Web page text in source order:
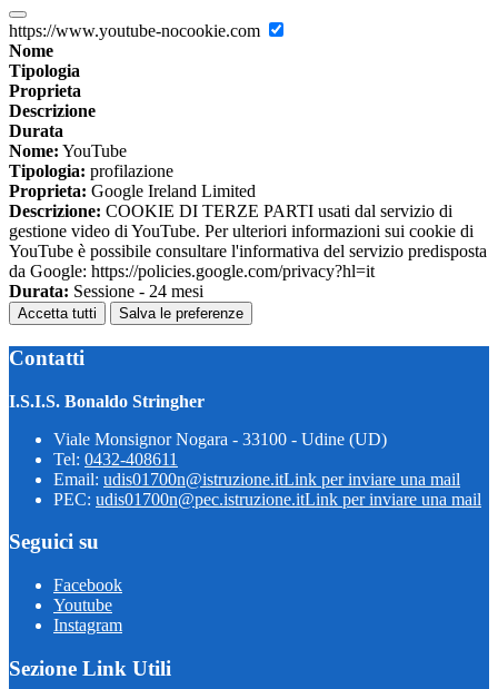
https://www.youtube-nocookie.com
Nome
Tipologia
Proprieta
Descrizione
Durata
Nome: YouTube
Tipologia: profilazione
Proprieta: Google Ireland Limited
Descrizione: COOKIE DI TERZE PARTI usati dal servizio di
gestione video di YouTube. Per ulteriori informazioni sui cookie di
YouTube è possibile consultare l'informativa del servizio predisposta
da Google: https://policies.google.com/privacy?hl=it
Durata: Sessione - 24 mesi
Accetta tutti Salva le preferenze
Contatti
I.S.I.S. Bonaldo Stringher
Viale Monsignor Nogara - 33100 - Udine (UD)
Tel: 0432-408611
Email: udis01700n@istruzione.itLink per inviare una mail
PEC: udis01700n@pec.istruzione.itLink per inviare una mail
Seguici su
Facebook
Youtube
Instagram
Sezione Link Utili